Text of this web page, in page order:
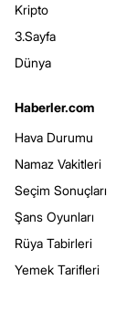
Kripto
3.Sayfa
Dünya
Haberler.com
Hava Durumu
Namaz Vakitleri
Seçim Sonuçları
Şans Oyunları
Rüya Tabirleri
Yemek Tarifleri